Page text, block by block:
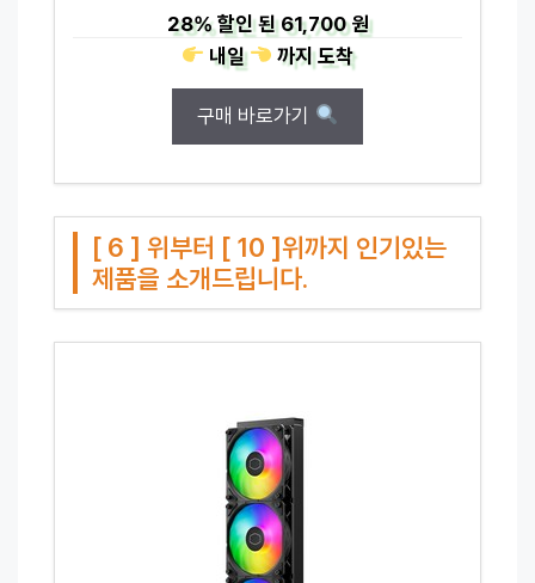
28%할인 된61,700 원
내일
까지도착
구매 바로가기
[ 6 ] 위부터 [ 10 ]위까지 인기있는
제품을 소개드립니다.